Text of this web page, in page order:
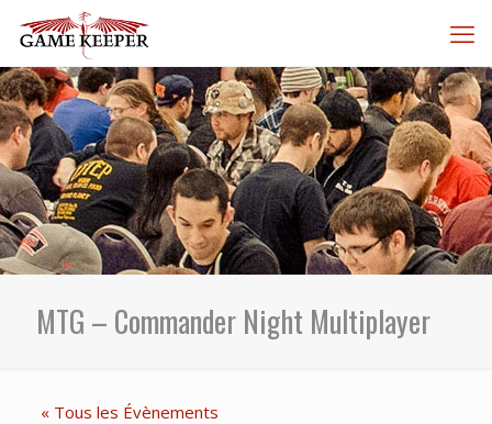
MTG – Commander Night Multiplayer
« Tous les Évènements